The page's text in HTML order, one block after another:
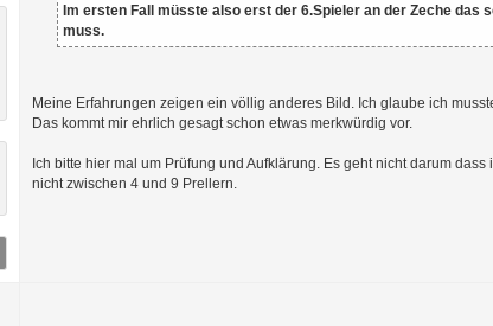
Im ersten Fall müsste also erst der 6.Spieler an der Zeche das
muss.
Meine Erfahrungen zeigen ein völlig anderes Bild. Ich glaube ich
Das kommt mir ehrlich gesagt schon etwas merkwürdig vor.
Ich bitte hier mal um Prüfung und Aufklärung. Es geht nicht darum
nicht zwischen 4 und 9 Prellern.